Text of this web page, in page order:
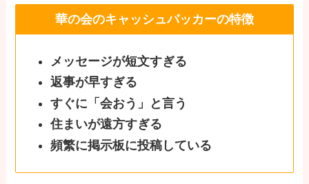
華の会のキャッシュバッカーの特徴
メッセージが短文すぎる
返事が早すぎる
すぐに「会おう」と言う
住まいが遠方すぎる
頻繁に掲示板に投稿している